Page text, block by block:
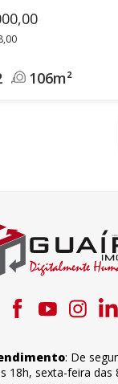
106m²
: De
18h, sexta-feira das